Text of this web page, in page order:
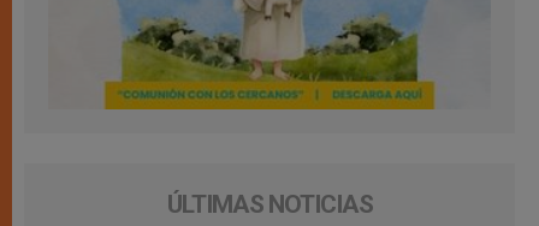
ÚLTIMAS NOTICIAS